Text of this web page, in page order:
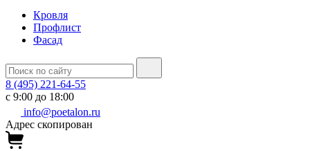
Кровля
Профлист
Фасад
8 (495) 221-64-55
с 9:00 до 18:00
info@poetalon.ru
Адрес скопирован